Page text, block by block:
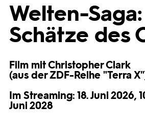
Mediathek
Trailer
Bilder
Welten-
Schätze des
Film mit Christopher Clark
(aus der ZDF-Reihe "Terra
Im Streaming: 18. Juni 2026,
Juni 2028